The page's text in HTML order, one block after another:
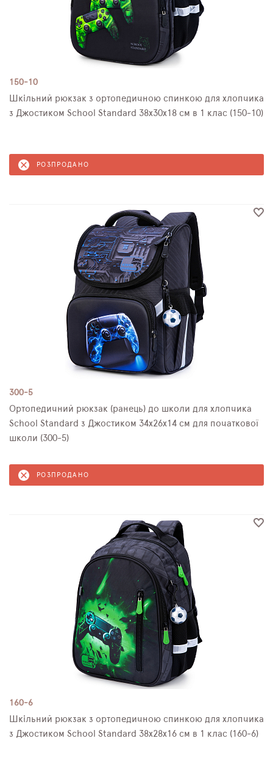
150-10
Шкільний рюкзак з ортопедичною спинкою для хлопчика
з Джостиком School Standard 38х30х18 см в 1 клас (150-10)
РОЗПРОДАНО
300-5
Ортопедичний рюкзак (ранець) до школи для хлопчика
School Standard з Джостиком 34х26х14 см для початкової
школи (300-5)
РОЗПРОДАНО
160-6
Шкільний рюкзак з ортопедичною спинкою для хлопчика
з Джостиком School Standard 38х28х16 см в 1 клас (160-6)